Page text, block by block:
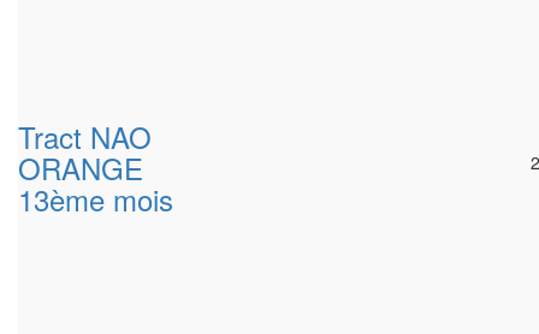
Tract NAO
ORANGE
13ème mois